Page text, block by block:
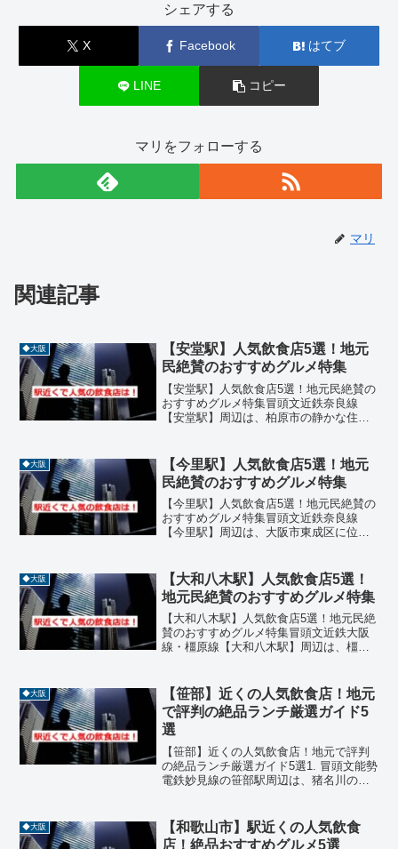
シェアする
X Facebook はてブ
LINE コピー
マリをフォローする
マリ
関連記事
◆大阪
【安堂駅】人気飲食店5選！地元
民絶賛のおすすめグルメ特集
【安堂駅】人気飲食店5選！地元民絶賛の
おすすめグルメ特集冒頭文近鉄奈良線
【安堂駅】周辺は、柏原市の静かな住宅
中華料理、パン屋、韓国料理、カフェ、
インド料理などジャンル豊...
◆大阪
【今里駅】人気飲食店5選！地元
民絶賛のおすすめグルメ特集
【今里駅】人気飲食店5選！地元民絶賛の
おすすめグルメ特集冒頭文近鉄奈良線
【今里駅】周辺は、大阪市東成区に位置
は、ラーメン、韓国料理、鉄板焼き、居
酒屋、中華などジャンル豊富...
◆大阪
【大和八木駅】人気飲食店5選！
地元民絶賛のおすすめグルメ特集
【大和八木駅】人気飲食店5選！地元民絶
賛のおすすめグルメ特集冒頭文近鉄大阪
線・橿原線【大和八木駅】周辺は、橿原
ルメスポットです。駅から徒歩圏内に
は、居酒屋、バル、和食、...
◆大阪
【笹部】近くの人気飲食店！地元
で評判の絶品ランチ厳選ガイド5
選
【笹部】近くの人気飲食店！地元で評判
の絶品ランチ厳選ガイド5選1. 冒頭文能勢
電鉄妙見線の笹部駅周辺は、猪名川の清
大規模な商業施設こそありませんが、少
し足を伸ばせば地元...
◆大阪
【和歌山市】駅近くの人気飲食
店！絶品おすすめグルメ5選